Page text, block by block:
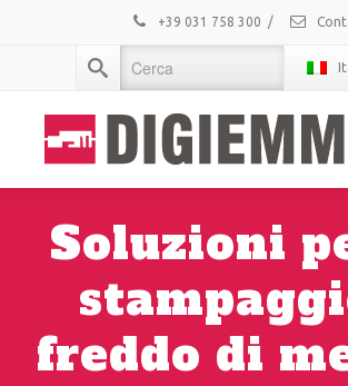
+39 031 758 300 /
Soluzioni
freddo di